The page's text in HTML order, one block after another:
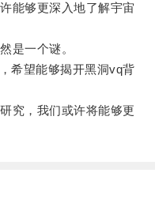
够更深入地了解宇宙
一个谜。
望能够揭开黑洞vq背
，我们或许将能够更